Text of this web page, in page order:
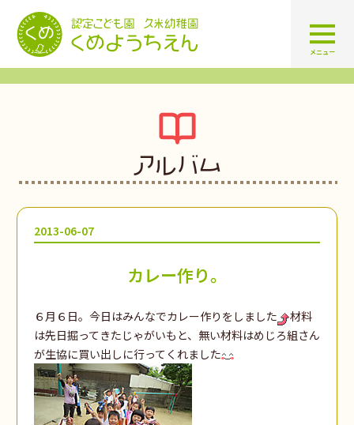
認定こども園 学校法人久米幼
メニュー
アルバム
2013-06-07
カレー作り。
６月６日。今日はみんなでカレー作りをしました
材料
は先日掘ってきたじゃがいもと、無い材料はめじろ組さん
が生協に買い出しに行ってくれました